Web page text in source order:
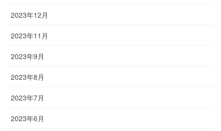
2023年12月
2023年11月
2023年9月
2023年8月
2023年7月
2023年6月